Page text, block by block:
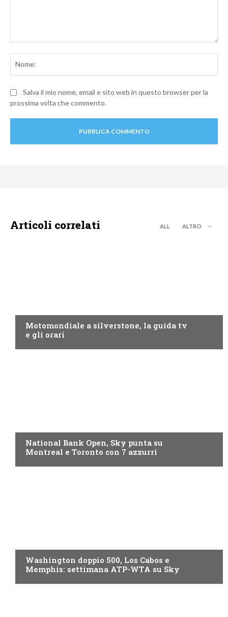
Salva il mio nome, email e sito web in questo browser per la
prossima volta che commento.
Articoli correlati ALL ALTRO
Motomondiale a silverstone, la guida tv
e gli orari
National Bank Open, Sky punta su
Montreal e Toronto con 7 azzurri
Washington doppio 500, Los Cabos e
Memphis: settimana ATP-WTA su Sky